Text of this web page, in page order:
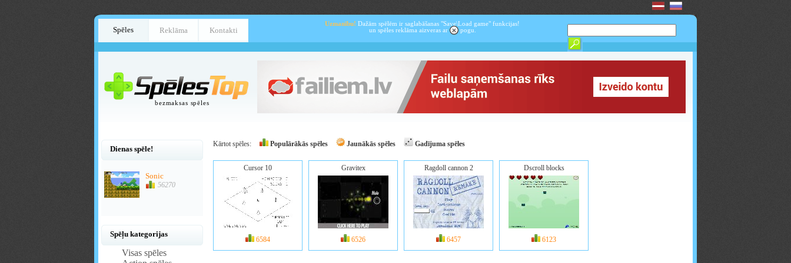
Spēles Reklāma Kontakti
Uzmanību! Dažām spēlēm ir saglabāšanas "Save\Load game" funkcijas!
un spēles reklāma aizveras ar
pogu.
bezmaksas spēles
Dienas spēle!
Sonic
56270
Spēļu kategorijas
Visas spēles
Kārtot spēles: Populārākās spēles Jaunākās spēles Gadījuma spēles
Cursor 10
6584
Gravitex
6526
Ragdoll cannon 2
6457
Dscroll blocks
6123